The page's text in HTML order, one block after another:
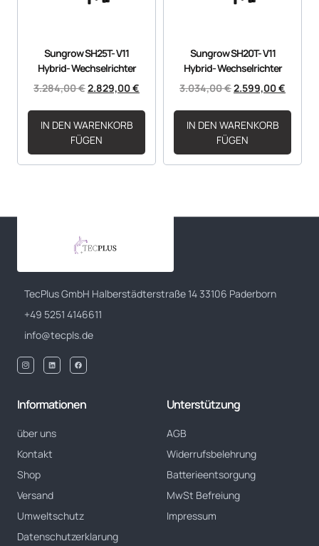
Sungrow SH25T- V11
Hybrid- Wechselrichter
3.284,00€2.829,00€
IN DEN WARENKORB
FÜGEN
Sungrow SH20T- V11
Hybrid- Wechselrichter
3.034,00€2.599,00€
IN DEN WARENKORB
FÜGEN
TecPlus GmbH Halberstädterstraße 14 33106 Paderborn
+49 5251 4146611
info@tecpls.de
Informationen
über uns
Kontakt
Shop
Versand
Umweltschutz
Datenschutzerklarung
Unterstützung
AGB
Widerrufsbelehrung
Batterieentsorgung
MwSt Befreiung
Impressum